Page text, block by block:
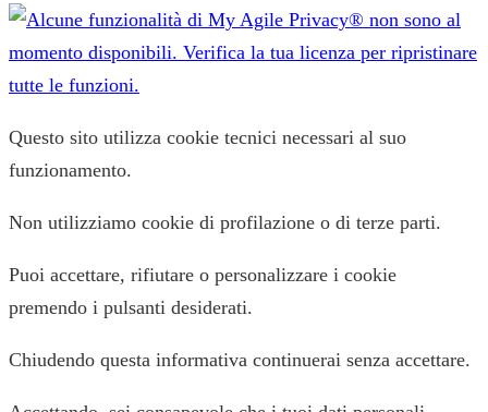
Questo sito utilizza cookie tecnici necessari al suo
funzionamento.
Non utilizziamo cookie di profilazione o di terze parti.
Puoi accettare, rifiutare o personalizzare i cookie
premendo i pulsanti desiderati.
Chiudendo questa informativa continuerai senza accettare.